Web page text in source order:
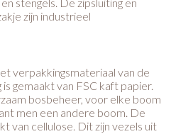
zijn industrieel
verpakkingsmateriaal van de
gemaakt van FSC kaft papier.
bosbeheer, voor elke boom
men een andere boom. De
van cellulose. Dit zijn vezels uit